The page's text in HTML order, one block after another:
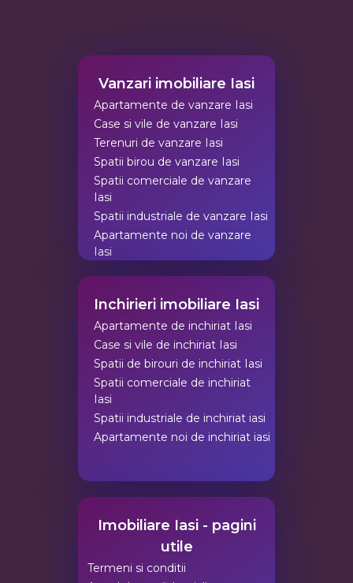
Vanzari imobiliare Iasi
Apartamente de vanzare Iasi
Case si vile de vanzare Iasi
Terenuri de vanzare Iasi
Spatii birou de vanzare Iasi
Spatii comerciale de vanzare
Iasi
Spatii industriale de vanzare Iasi
Apartamente noi de vanzare
Iasi
Inchirieri imobiliare Iasi
Apartamente de inchiriat Iasi
Case si vile de inchiriat Iasi
Spatii de birouri de inchiriat Iasi
Spatii comerciale de inchiriat
Iasi
Spatii industriale de inchiriat iasi
Apartamente noi de inchiriat iasi
Imobiliare Iasi - pagini
utile
Termeni si conditii